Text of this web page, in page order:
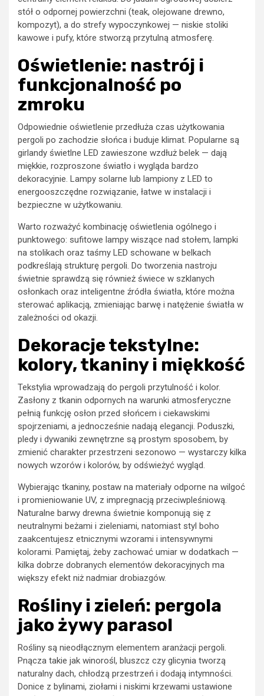
stół o odpornej powierzchni (teak, olejowane drewno,
kompozyt), a do strefy wypoczynkowej — niskie stoliki
kawowe i pufy, które stworzą przytulną atmosferę.
Oświetlenie: nastrój i
funkcjonalność po
zmroku
Odpowiednie oświetlenie przedłuża czas użytkowania
pergoli po zachodzie słońca i buduje klimat. Popularne są
girlandy świetlne LED zawieszone wzdłuż belek — dają
miękkie, rozproszone światło i wygląda bardzo
dekoracyjnie. Lampy solarne lub lampiony z LED to
energooszczędne rozwiązanie, łatwe w instalacji i
bezpieczne w użytkowaniu.
Warto rozważyć kombinację oświetlenia ogólnego i
punktowego: sufitowe lampy wiszące nad stołem, lampki
na stolikach oraz taśmy LED schowane w belkach
podkreślają strukturę pergoli. Do tworzenia nastroju
świetnie sprawdzą się również świece w szklanych
osłonkach oraz inteligentne źródła światła, które można
sterować aplikacją, zmieniając barwę i natężenie światła w
zależności od okazji.
Dekoracje tekstylne:
kolory, tkaniny i miękkość
Tekstylia wprowadzają do pergoli przytulność i kolor.
Zasłony z tkanin odpornych na warunki atmosferyczne
pełnią funkcję osłon przed słońcem i ciekawskimi
spojrzeniami, a jednocześnie nadają elegancji. Poduszki,
pledy i dywaniki zewnętrzne są prostym sposobem, by
zmienić charakter przestrzeni sezonowo — wystarczy kilka
nowych wzorów i kolorów, by odświeżyć wygląd.
Wybierając tkaniny, postaw na materiały odporne na wilgoć
i promieniowanie UV, z impregnacją przeciwpleśniową.
Naturalne barwy drewna świetnie komponują się z
neutralnymi beżami i zieleniami, natomiast styl boho
zaakcentujesz etnicznymi wzorami i intensywnymi
kolorami. Pamiętaj, żeby zachować umiar w dodatkach —
kilka dobrze dobranych elementów dekoracyjnych ma
większy efekt niż nadmiar drobiazgów.
Rośliny i zieleń: pergola
jako żywy parasol
Rośliny są nieodłącznym elementem aranżacji pergoli.
Pnącza takie jak winorośl, bluszcz czy glicynia tworzą
naturalny dach, chłodzą przestrzeń i dodają intymności.
Donice z bylinami, ziołami i niskimi krzewami ustawione